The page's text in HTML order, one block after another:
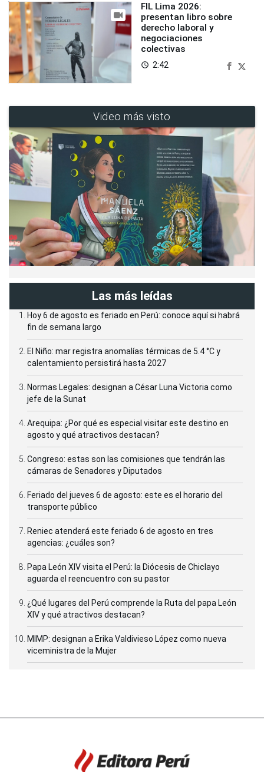
FIL Lima 2026:
presentan libro sobre
derecho laboral y
negociaciones
colectivas
access_time 2:42
Video más visto
Las más leídas
Hoy 6 de agosto es feriado en Perú: conoce aquí si habrá
fin de semana largo
El Niño: mar registra anomalías térmicas de 5.4 °C y
calentamiento persistirá hasta 2027
Normas Legales: designan a César Luna Victoria como
jefe de la Sunat
Arequipa: ¿Por qué es especial visitar este destino en
agosto y qué atractivos destacan?
Congreso: estas son las comisiones que tendrán las
cámaras de Senadores y Diputados
Feriado del jueves 6 de agosto: este es el horario del
transporte público
Reniec atenderá este feriado 6 de agosto en tres
agencias: ¿cuáles son?
Papa León XIV visita el Perú: la Diócesis de Chiclayo
aguarda el reencuentro con su pastor
¿Qué lugares del Perú comprende la Ruta del papa León
XIV y qué atractivos destacan?
MIMP: designan a Erika Valdivieso López como nueva
viceministra de la Mujer